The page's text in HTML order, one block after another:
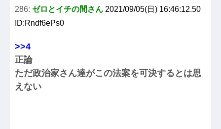
286: ゼロとイチの間さん 2021/09/05(日) 16:46:12.50
ID:Rndf6ePs0
>>4
正論
ただ政治家さん達がこの法案を可決するとは思
えない